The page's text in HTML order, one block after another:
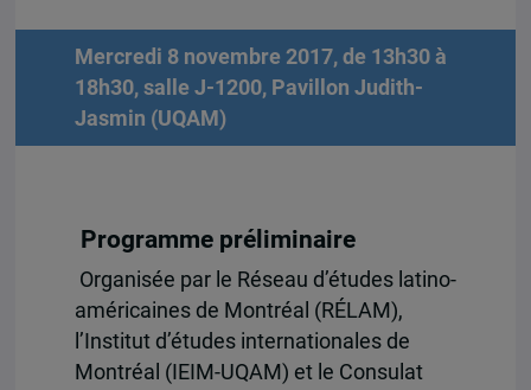
Mercredi 8 novembre 2017, de 13h30 à
18h30, salle J-1200, Pavillon Judith-
Jasmin (UQAM)
Programme préliminaire
Organisée par le Réseau d’études latino-
américaines de Montréal (RÉLAM),
l’Institut d’études internationales de
Montréal (IEIM-UQAM) et le Consulat